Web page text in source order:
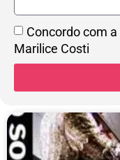
Concordo com a
Marilice Costi